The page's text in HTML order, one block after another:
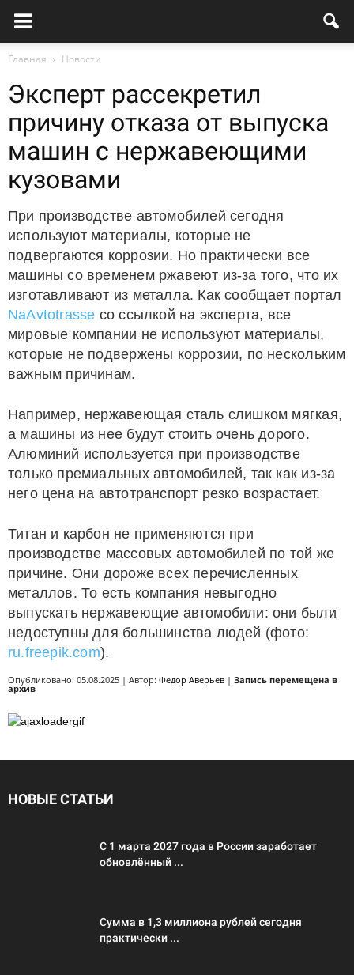
Главная Новости
Эксперт рассекретил
причину отказа от выпуска
машин с нержавеющими
кузовами
При производстве автомобилей сегодня
используют материалы, которые не
подвергаются коррозии. Но практически все
машины со временем ржавеют из-за того, что их
изготавливают из металла. Как сообщает портал
NaAvtotrasse со ссылкой на эксперта, все
мировые компании не используют материалы,
которые не подвержены коррозии, по нескольким
важным причинам.
Например, нержавеющая сталь слишком мягкая,
а машины из нее будут стоить очень дорого.
Алюминий используется при производстве
только премиальных автомобилей, так как из-за
него цена на автотранспорт резко возрастает.
Титан и карбон не применяются при
производстве массовых автомобилей по той же
причине. Они дороже всех перечисленных
металлов. То есть компания невыгодно
выпускать нержавеющие автомобили: они были
недоступны для большинства людей (фото:
ru.freepik.com).
Опубликовано: 05.08.2025 | Автор: Федор Аверьев | Запись перемещена в
архив
НОВЫЕ СТАТЬИ
С 1 марта 2027 года в России заработает
обновлённый ...
Сумма в 1,3 миллиона рублей сегодня
практически ...